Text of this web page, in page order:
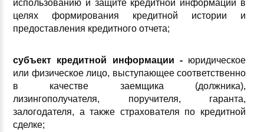
использованию и защите кредитной информации в
целях формирования кредитной истории и
предоставления кредитного отчета;
субъект кредитной информации - юридическое
или физическое лицо, выступающее соответственно
в качестве заемщика (должника),
лизингополучателя, поручителя, гаранта,
залогодателя, а также страхователя по кредитной
сделке;